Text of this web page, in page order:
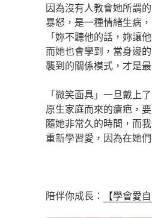
因為沒有人教會她所謂
暴怒，是一種情緒生病
「妳不聽他的話，妳讓
而她也會學到，當身邊
襲到的關係模式，才是
「微笑面具」一旦戴上
原生家庭而來的瘡疤，
隨她非常久的時間，而
重新學習愛，因為在她
陪伴你成長： 【學會愛